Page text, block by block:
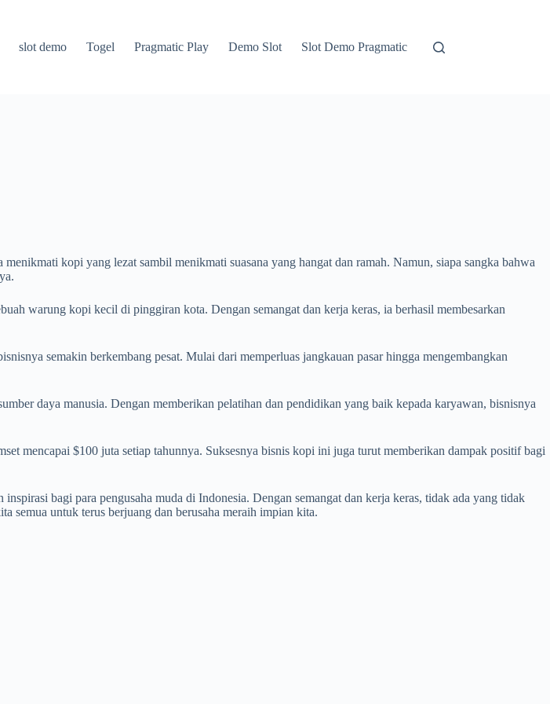
slot demo Togel Pragmatic Play Demo Slot Slot Demo Pragmatic
kopi yang lezat sambil menikmati suasana yang hangat dan ramah. Namun, siapa sangka bahwa
warung kopi kecil di pinggiran kota. Dengan semangat dan kerja keras, ia berhasil membesarkan
semakin berkembang pesat. Mulai dari memperluas jangkauan pasar hingga mengembangkan
daya manusia. Dengan memberikan pelatihan dan pendidikan yang baik kepada karyawan, bisnisnya
mencapai $100 juta setiap tahunnya. Suksesnya bisnis kopi ini juga turut memberikan dampak positif bagi
bagi para pengusaha muda di Indonesia. Dengan semangat dan kerja keras, tidak ada yang tidak
semua untuk terus berjuang dan berusaha meraih impian kita.